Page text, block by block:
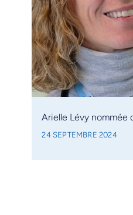
Arielle Lévy
24 SEPTEMBRE 2024